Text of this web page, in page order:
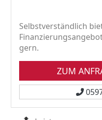
Selbstverständlich
gern.
ZUM